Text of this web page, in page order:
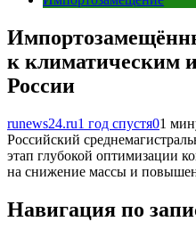
к климатическим
России
runews24.ru1 год спустя01
Российский
этап глубокой оптимизации
на снижение массы и
Навигация по